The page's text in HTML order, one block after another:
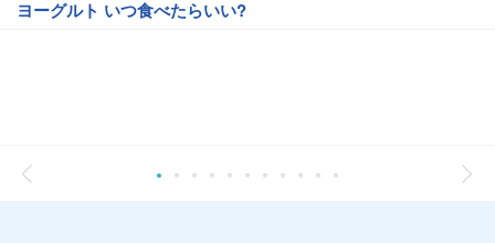
ヨーグルト いつ食べたらいい?